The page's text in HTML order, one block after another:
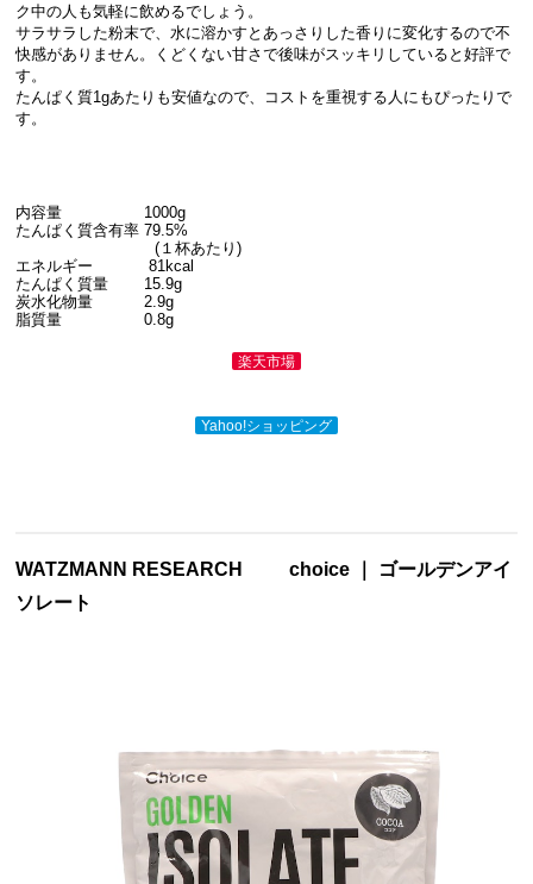
ク中の人も気軽に飲めるでしょう。
サラサラした粉末で、水に溶かすとあっさりした香りに変化するので不
快感がありません。くどくない甘さで後味がスッキリしていると好評で
す。
たんぱく質1gあたりも安値なので、コストを重視する人にもぴったりで
す。
内容量 1000g
たんぱく質含有率 79.5%
(１杯あたり)
エネルギー 81kcal
たんぱく質量 15.9g
炭水化物量 2.9g
脂質量 0.8g
楽天市場
Yahoo!ショッピング
WATZMANN RESEARCH
choice ｜ ゴールデンアイ
ソレート